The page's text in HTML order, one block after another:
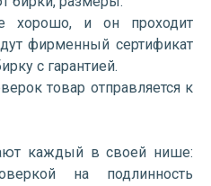
хорошо, и он проходит
фирменный сертификат
с гарантией.
товар отправляется к
каждый в своей нише:
на подлинность